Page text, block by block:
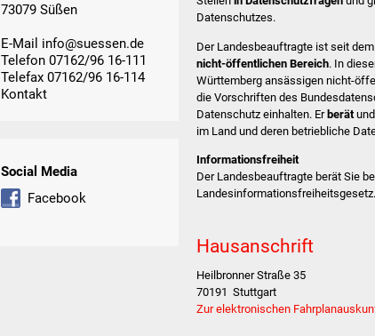
73079 Süßen
E-Mail info@suessen.de
Telefon 07162/96 16-111
Telefax 07162/96 16-114
Kontakt
Social Media
Facebook
Datenschutzes.
Der Landesbeauftragte ist seit
nicht-öffentlichen Bereich. In
Württemberg ansässigen nicht-
die Vorschriften des
Datenschutz einhalten. Er berät und
im Land und deren betriebliche
Informationsfreiheit
Der Landesbeauftragte berät Sie
Landesinformationsfreiheitsgesetz.
Hausanschrift
Heilbronner Straße 35
70191 Stuttgart
Zur elektronischen